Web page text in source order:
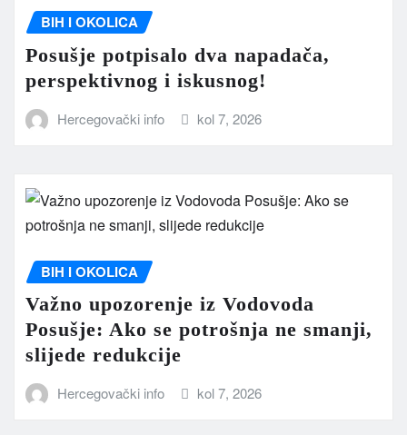
BIH I OKOLICA
Posušje potpisalo dva napadača,
perspektivnog i iskusnog!
Hercegovački info kol 7, 2026
BIH I OKOLICA
Važno upozorenje iz Vodovoda
Posušje: Ako se potrošnja ne smanji,
slijede redukcije
Hercegovački info kol 7, 2026